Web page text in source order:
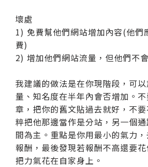
壞處
1) 免費幫他們網站增加內容(他們
費)
2) 增加他們網站流量，但他們不
我建議的做法是在你現階段，可
量、知名度在半年內會否增加。
章，把你的舊文貼過去就好，不
粹把他那邊當作是分站，另一個
間為主。重點是你用最小的氣力
報酬，最後發現若報酬不高還要
把力氣花在自家身上。